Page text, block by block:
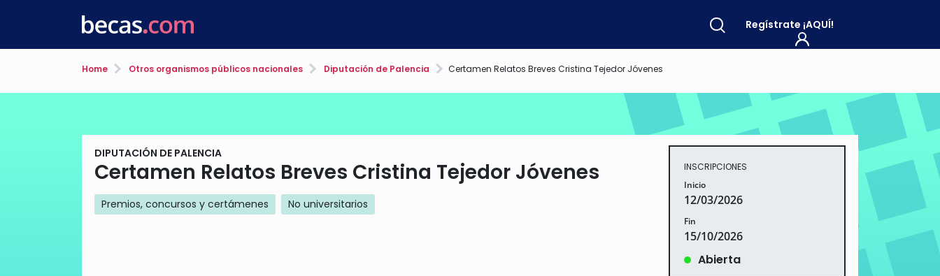
Regístrate ¡AQUÍ!
Home Otros organismos públicos nacionales Diputación de Palencia Certamen Relatos Breves Cristina Tejedor Jóvenes
DIPUTACIÓN DE PALENCIA
Certamen Relatos Breves Cristina Tejedor Jóvenes
Premios, concursos y certámenes No universitarios
INSCRIPCIONES
Inicio
12/03/2026
Fin
15/10/2026
Abierta